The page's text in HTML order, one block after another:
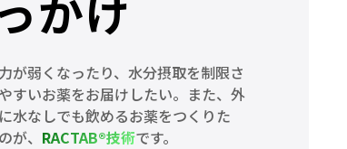
が弱くなったり、水分摂取を制限さ
すいお薬をお届けしたい。また、外
水なしでも飲めるお薬をつくりた
が、 RACTAB®技術です。